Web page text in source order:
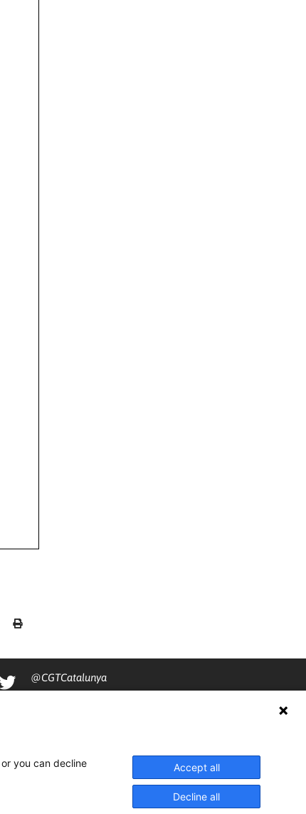
@CGTCatalunya
cgtcatalunya
you can decline
Accept all
Decline all